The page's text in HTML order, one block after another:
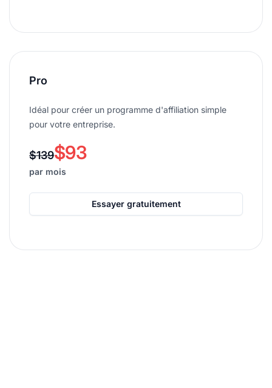
Pro
Idéal pour créer un programme d'affiliation simple
pour votre entreprise.
$139$93
par mois
Essayer gratuitement